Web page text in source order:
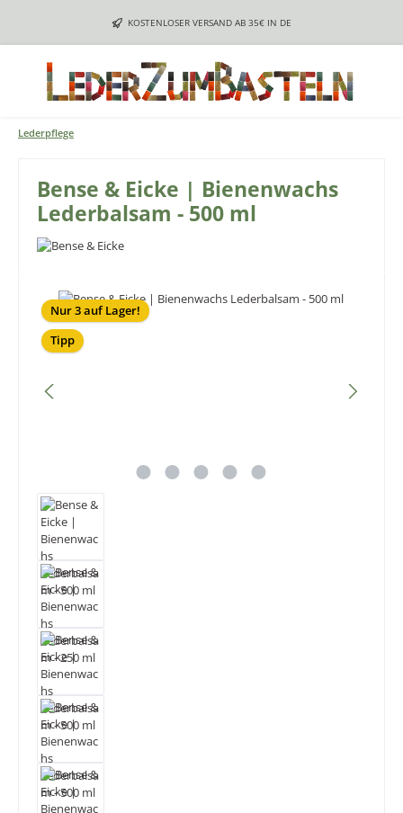
Zum Hauptinhalt springenKOSTENLOSER VERSAND AB 35€ IN DE
Lederpflege
Bense & Eicke | Bienenwachs
Lederbalsam - 500 ml
Bildergalerie überspringen
Nur 3 auf Lager!
Tipp